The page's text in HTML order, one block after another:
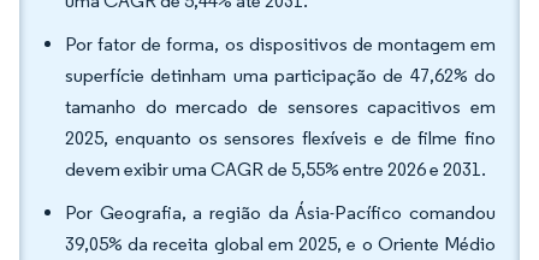
Por fator de forma, os dispositivos de montagem em
superfície detinham uma participação de 47,62% do
tamanho do mercado de sensores capacitivos em
2025, enquanto os sensores flexíveis e de filme fino
devem exibir uma CAGR de 5,55% entre 2026 e 2031.
Por Geografia, a região da Ásia-Pacífico comandou
39,05% da receita global em 2025, e o Oriente Médio